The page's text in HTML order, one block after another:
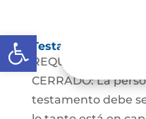
Abrir barra de
Testamento
REQUISITOS PARA
CERRADO: La
testamento debe